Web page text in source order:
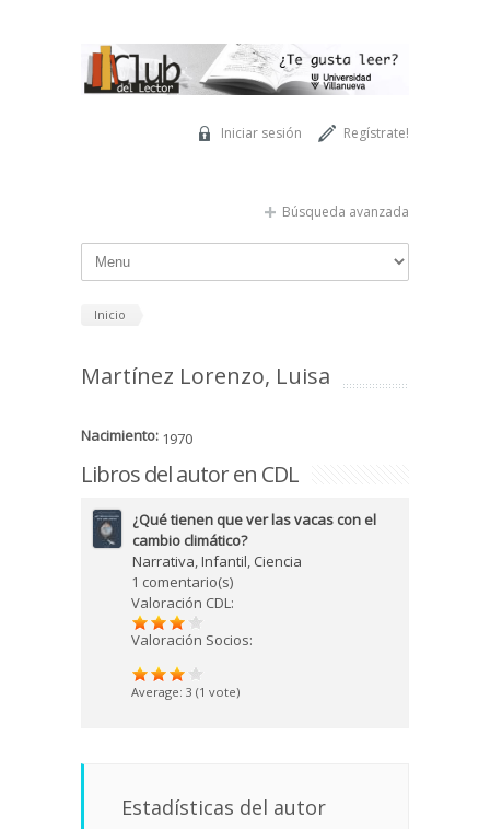
Regístrate!
Iniciar sesión
Búsqueda avanzada
Inicio
Martínez Lorenzo, Luisa
Nacimiento: 1970
Libros del autor en CDL
¿Qué tienen que ver las vacas con el
cambio climático?
Narrativa,Infantil, Ciencia
1 comentario(s)
Valoración CDL:
Valoración Socios:
Average: 3 (1 vote)
Estadísticas del autor